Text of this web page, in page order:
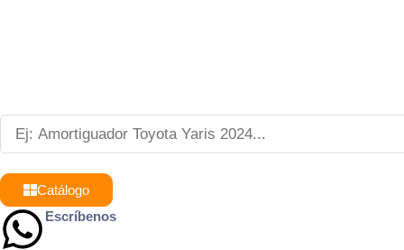
Catálogo
Escríbenos